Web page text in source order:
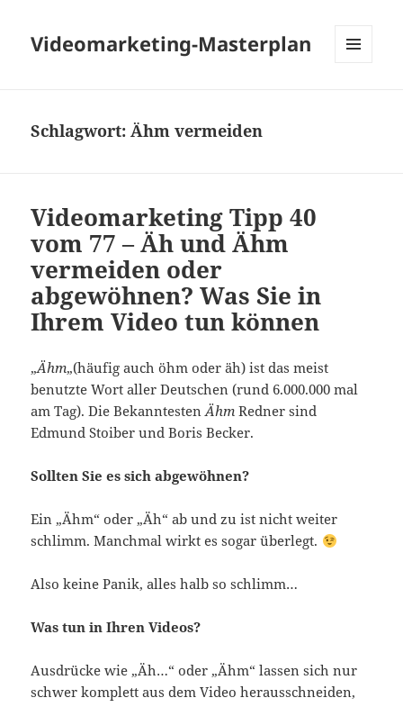
Videomarketing-Masterplan
Schlagwort:Ähm vermeiden
Videomarketing Tipp 40
vom 77 – Äh und Ähm
vermeiden oder
abgewöhnen? Was Sie in
Ihrem Video tun können
„Ähm„(häufig auch öhm oder äh) ist das meist
benutzte Wort aller Deutschen (rund 6.000.000 mal
am Tag). Die BekanntestenÄhm Redner sind
Edmund Stoiber und Boris Becker.
Sollten Sie es sich abgewöhnen?
Ein „Ähm“ oder „Äh“ ab und zu ist nicht weiter
schlimm. Manchmal wirkt es sogar überlegt.
Also keine Panik, alles halb so schlimm…
Was tun in Ihren Videos?
Ausdrücke wie „Äh…“ oder „Ähm“ lassen sich nur
schwer komplett aus dem Video herausschneiden,